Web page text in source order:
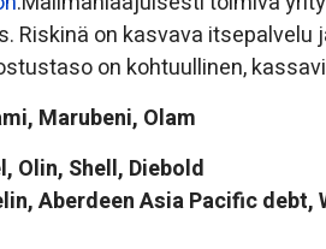
Riskinä on kasvava
on kohtuullinen,
Marubeni, Olam
Olin, Shell, Diebold
Aberdeen Asia Pacific